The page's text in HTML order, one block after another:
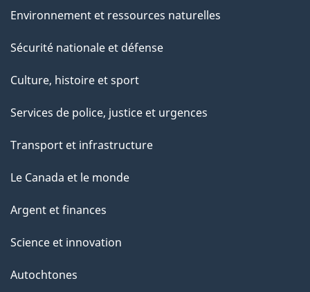
Environnement et ressources naturelles
Sécurité nationale et défense
Culture, histoire et sport
Services de police, justice et urgences
Transport et infrastructure
Le Canada et le monde
Argent et finances
Science et innovation
Autochtones